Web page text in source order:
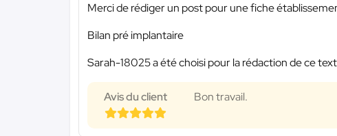
Merci de rédiger un post pour une fiche
Bilan pré implantaire
Sarah-18025 a été choisi pour la rédaction de ce
Avis du client Bon travail.